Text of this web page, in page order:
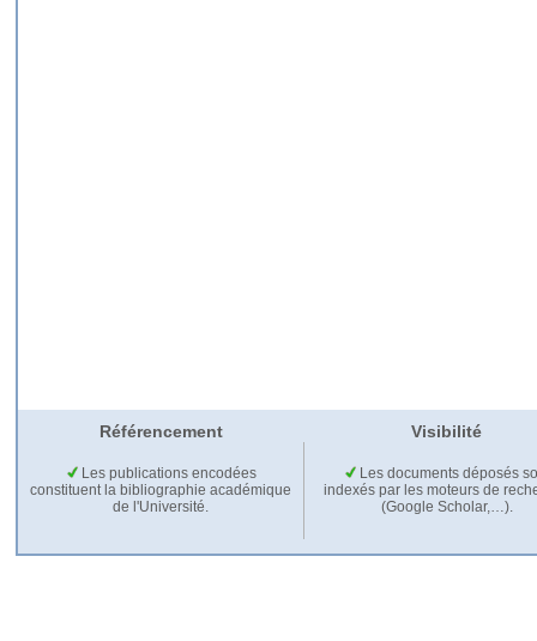
Référencement Visibilité
Les publications encodées
constituent la bibliographie académique
de l'Université.
Les documents déposés
indexés par les moteurs de
(Google Scholar,…).